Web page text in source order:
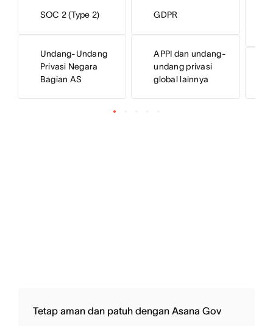
SOC 2 (Type 2)
Undang-Undang
Privasi Negara
Bagian AS
GDPR
APPI dan undang-
undang privasi
global lainnya
Tetap aman dan patuh dengan Asana Gov